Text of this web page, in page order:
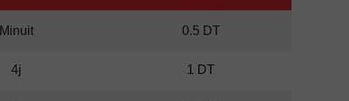
Minuit 0.5 DT
4j 1 DT